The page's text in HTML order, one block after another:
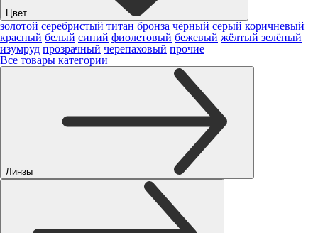
Цвет
золотой серебристый титан бронза чёрный серый коричневый
красный белый синий фиолетовый бежевый жёлтый зелёный
изумруд прозрачный черепаховый прочие
Все товары категории
Линзы